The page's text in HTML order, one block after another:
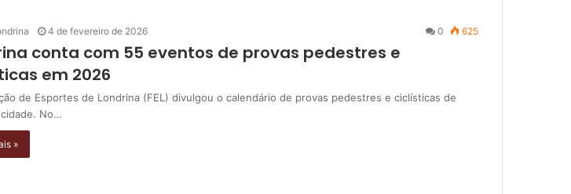
4 de fevereiro de 2026 0 625
conta com 55 eventos de provas pedestres e
em 2026
de Esportes de Londrina (FEL) divulgou o calendário de provas pedestres e ciclísticas de
No…
»